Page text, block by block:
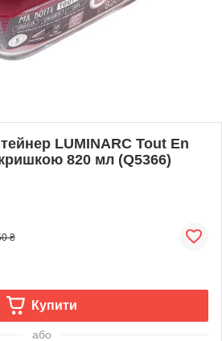
LUMINARC Tout En
820 мл (Q5366)
₴
Купити
або